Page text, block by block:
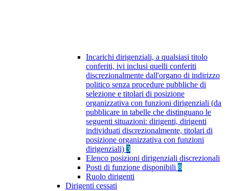
Incarichi dirigenziali, a qualsiasi titolo
conferiti, ivi inclusi quelli conferiti
discrezionalmente dall'organo di indirizzo
politico senza procedure pubbliche di
selezione e titolari di posizione
organizzativa con funzioni dirigenziali (da
pubblicare in tabelle che distinguano le
seguenti situazioni: dirigenti, dirigenti
individuati discrezionalmente, titolari di
posizione organizzativa con funzioni
dirigenziali) 3
Elenco posizioni dirigenziali discrezionali
Posti di funzione disponibili 8
Ruolo dirigenti
Dirigenti cessati